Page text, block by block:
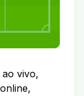
ao vivo,